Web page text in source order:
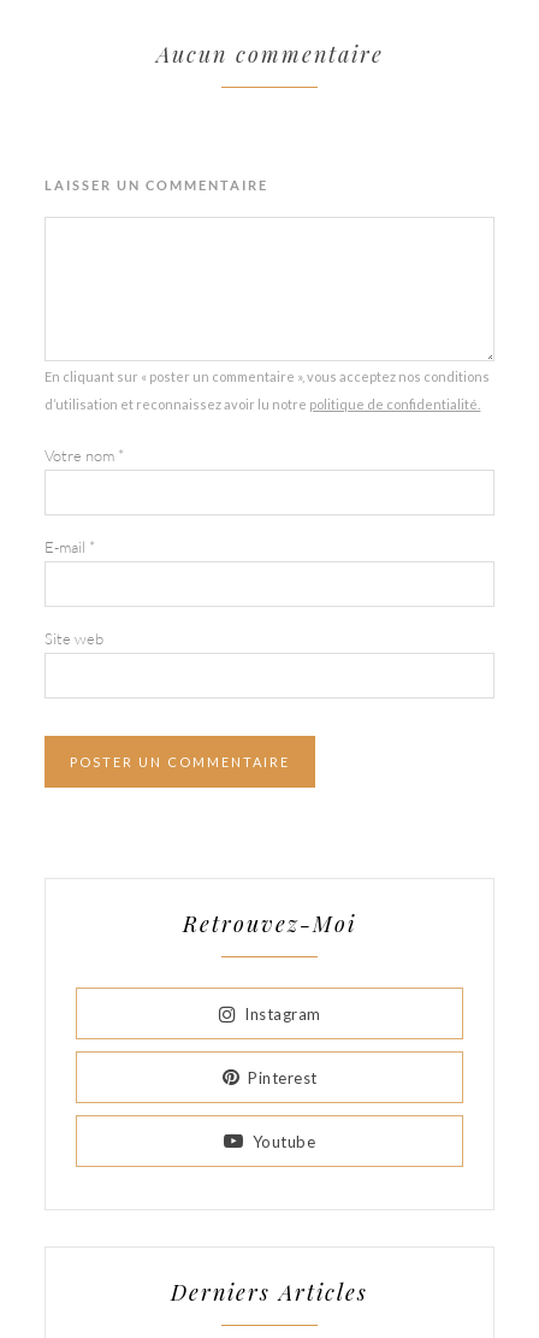
Aucun commentaire
LAISSER UN COMMENTAIRE
En cliquant sur « poster un commentaire », vous acceptez nos conditions
d’utilisation et reconnaissez avoir lu notre politique de confidentialité.
Votre nom *
E-mail *
Site web
Retrouvez-Moi
Instagram
Pinterest
Youtube
Derniers Articles